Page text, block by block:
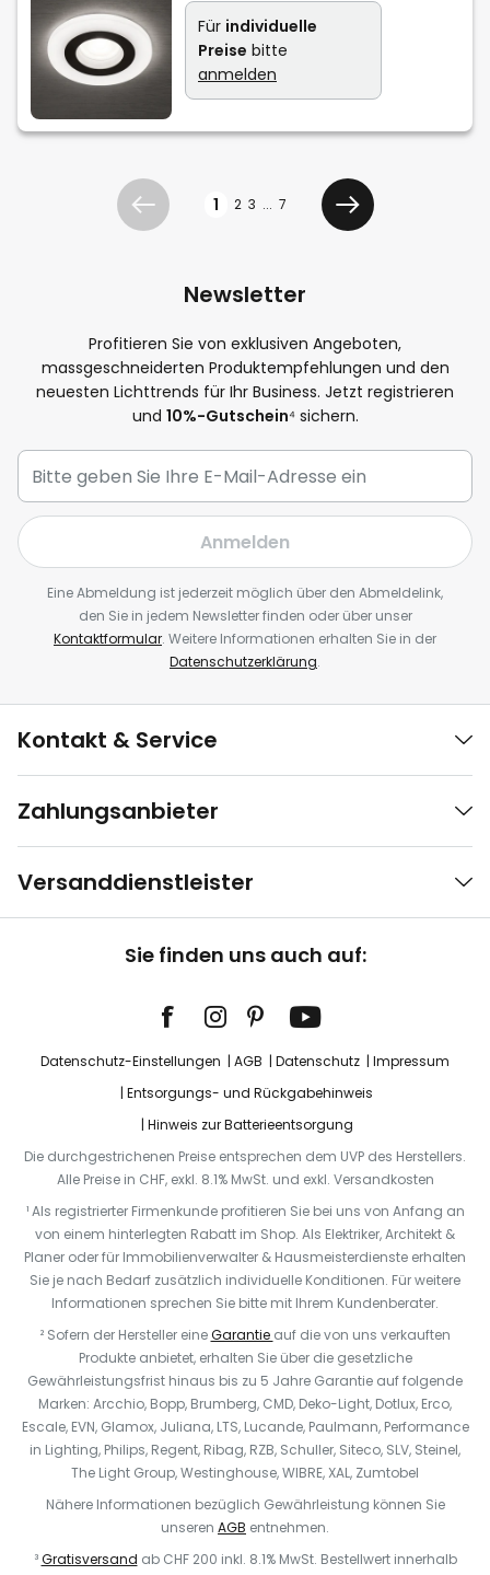
Für individuelle
Preise bitte
anmelden
Zurück 1 2 3 ... 7
Weiter
Newsletter
Profitieren Sie von exklusiven Angeboten,
massgeschneiderten Produktempfehlungen und den
neuesten Lichttrends für Ihr Business. Jetzt registrieren
und 10%-Gutschein⁴ sichern.
Anmelden
Eine Abmeldung ist jederzeit möglich über den Abmeldelink,
den Sie in jedem Newsletter finden oder über unser
Kontaktformular. Weitere Informationen erhalten Sie in der
Datenschutzerklärung.
Kontakt & Service
Zahlungsanbieter
Versanddienstleister
Sie finden uns auch auf:
Datenschutz-Einstellungen AGB Datenschutz
Impressum
Entsorgungs- und Rückgabehinweis
Hinweis zur Batterieentsorgung
Die durchgestrichenen Preise entsprechen dem UVP des Herstellers.
Alle Preise in CHF, exkl. 8.1% MwSt. und exkl. Versandkosten
¹ Als registrierter Firmenkunde profitieren Sie bei uns von Anfang an
von einem hinterlegten Rabatt im Shop. Als Elektriker, Architekt &
Planer oder für Immobilienverwalter & Hausmeisterdienste erhalten
Sie je nach Bedarf zusätzlich individuelle Konditionen. Für weitere
Informationen sprechen Sie bitte mit Ihrem Kundenberater.
² Sofern der Hersteller eineGarantie auf die von uns verkauften
Produkte anbietet, erhalten Sie über die gesetzliche
Gewährleistungsfrist hinaus bis zu 5 Jahre Garantie auf folgende
Marken: Arcchio, Bopp, Brumberg, CMD, Deko-Light, Dotlux, Erco,
Escale, EVN, Glamox, Juliana, LTS, Lucande, Paulmann, Performance
in Lighting, Philips, Regent, Ribag, RZB, Schuller, Siteco, SLV, Steinel,
The Light Group, Westinghouse, WIBRE, XAL, Zumtobel
Nähere Informationen bezüglich Gewährleistung können Sie
unseren AGB entnehmen.
³Gratisversand ab CHF 200 inkl. 8.1% MwSt. Bestellwert innerhalb